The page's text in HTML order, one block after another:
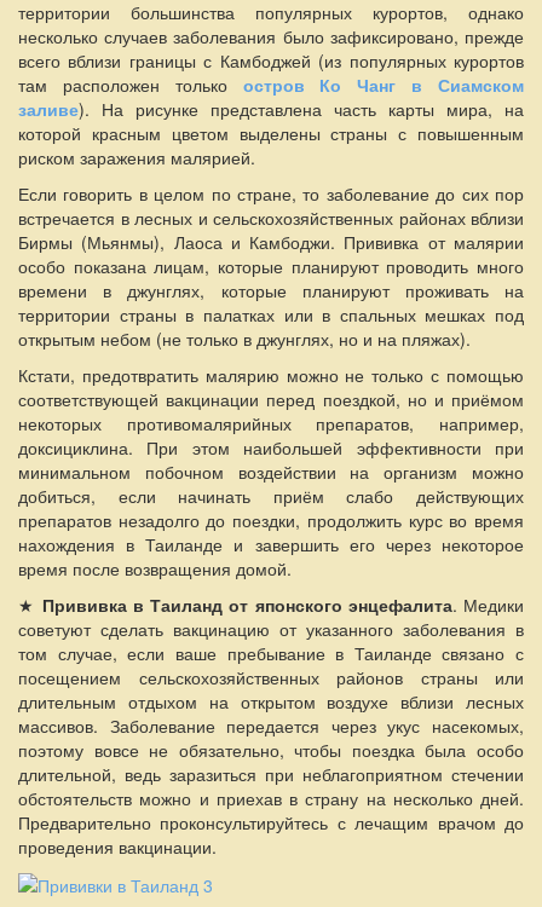
территории большинства популярных курортов, однако
несколько случаев заболевания было зафиксировано, прежде
всего вблизи границы с Камбоджей (из популярных курортов
там расположен только остров Ко Чанг в Сиамском
заливе). На рисунке представлена часть карты мира, на
которой красным цветом выделены страны с повышенным
риском заражения малярией.
Если говорить в целом по стране, то заболевание до сих пор
встречается в лесных и сельскохозяйственных районах вблизи
Бирмы (Мьянмы), Лаоса и Камбоджи. Прививка от малярии
особо показана лицам, которые планируют проводить много
времени в джунглях, которые планируют проживать на
территории страны в палатках или в спальных мешках под
открытым небом (не только в джунглях, но и на пляжах).
Кстати, предотвратить малярию можно не только с помощью
соответствующей вакцинации перед поездкой, но и приёмом
некоторых противомалярийных препаратов, например,
доксициклина. При этом наибольшей эффективности при
минимальном побочном воздействии на организм можно
добиться, если начинать приём слабо действующих
препаратов незадолго до поездки, продолжить курс во время
нахождения в Таиланде и завершить его через некоторое
время после возвращения домой.
★ Прививка в Таиланд от японского энцефалита. Медики
советуют сделать вакцинацию от указанного заболевания в
том случае, если ваше пребывание в Таиланде связано с
посещением сельскохозяйственных районов страны или
длительным отдыхом на открытом воздухе вблизи лесных
массивов. Заболевание передается через укус насекомых,
поэтому вовсе не обязательно, чтобы поездка была особо
длительной, ведь заразиться при неблагоприятном стечении
обстоятельств можно и приехав в страну на несколько дней.
Предварительно проконсультируйтесь с лечащим врачом до
проведения вакцинации.